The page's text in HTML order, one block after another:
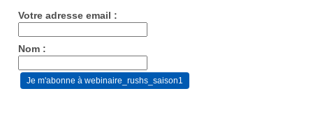
Votre adresse email :
Nom :